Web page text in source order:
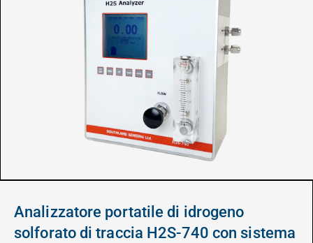
Analizzatore portatile di idrogeno
solforato di traccia H2S-740 con sistema